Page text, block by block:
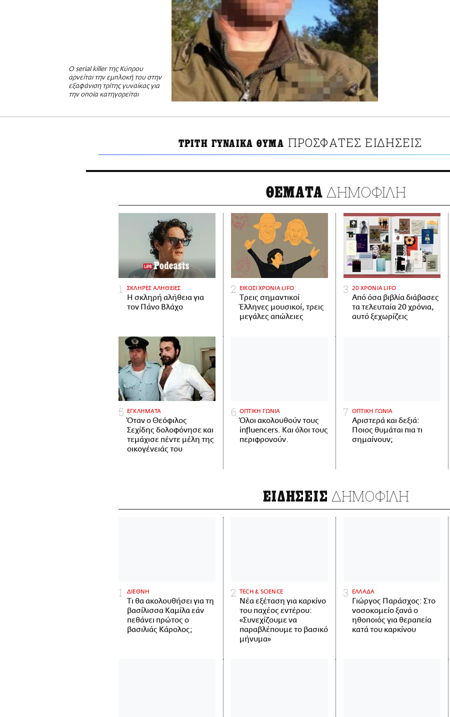
Ο serial killer της Κύπρου
αρνείται την εμπλοκή του στην
εξαφάνιση τρίτης γυναίκας για
την οποία κατηγορείται
ΤΡΙΤΗ ΓΥΝΑΙΚΑ ΘΥΜΑ ΠΡΟΣΦΑΤΕΣ ΕΙΔΗΣΕΙΣ
ΘΕΜΑΤΑ ΔΗΜΟΦΙΛΗ
ΣΚΛΗΡΕΣ ΑΛΗΘΕΙΕΣ
H σκληρή αλήθεια για
τον Πάνο Βλάχο
ΕΙΚΟΣΙ ΧΡΟΝΙΑ LIFO
Tρεις σημαντικοί
Έλληνες μουσικοί, τρεις
μεγάλες απώλειες
20 ΧΡΟΝΙΑ LIFO
Από όσα βιβλία διάβασες
τα τελευταία 20 χρόνια,
αυτό ξεχωρίζεις
ΕΓΚΛΗΜΑΤΑ
Όταν ο Θεόφιλος
Σεχίδης δολοφόνησε και
τεμάχισε πέντε μέλη της
οικογένειάς του
ΟΠΤΙΚΗ ΓΩΝΙΑ
Όλοι ακολουθούν τους
influencers. Και όλοι τους
περιφρονούν.
ΟΠΤΙΚΗ ΓΩΝΙΑ
Αριστερά και δεξιά:
Ποιος θυμάται πια τι
σημαίνουν;
ΕΙΔΗΣΕΙΣ ΔΗΜΟΦΙΛΗ
ΔΙΕΘΝΗ
Τι θα ακολουθήσει για τη
βασίλισσα Καμίλα εάν
πεθάνει πρώτος ο
βασιλιάς Κάρολος;
ΤECH & SCIENCE
Νέα εξέταση για καρκίνο
του παχέος εντέρου:
«Συνεχίζουμε να
παραβλέπουμε το βασικό
μήνυμα»
ΕΛΛΑΔΑ
Γιώργος Παράσχος: Στο
νοσοκομείο ξανά ο
ηθοποιός για θεραπεία
κατά του καρκίνου